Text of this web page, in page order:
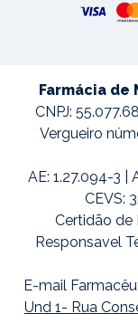
Farmácia de
CNPJ:
Vergueiro
AE: 1.27.094-3 |
CEVS:
Certidão de
Responsavel
E-mail
Und 1- Rua